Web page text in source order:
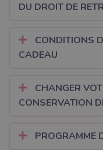
DU DROIT DE
CONDITIONS
CADEAU
CHANGER
CONSERVATION
PROGRAMME